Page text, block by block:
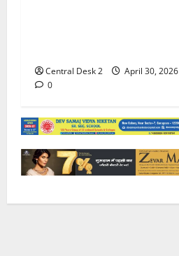
Central Desk 2
April 30, 2026
0